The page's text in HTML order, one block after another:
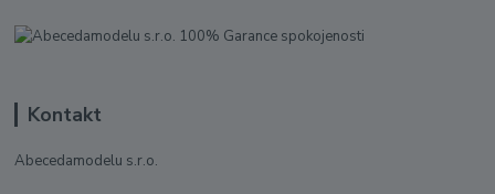
Kontakt
Abecedamodelu s.r.o.